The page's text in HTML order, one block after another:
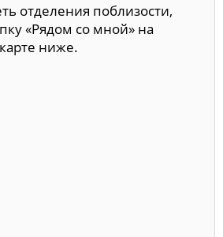
отделения поблизости,
«Рядом со мной» на
ниже.